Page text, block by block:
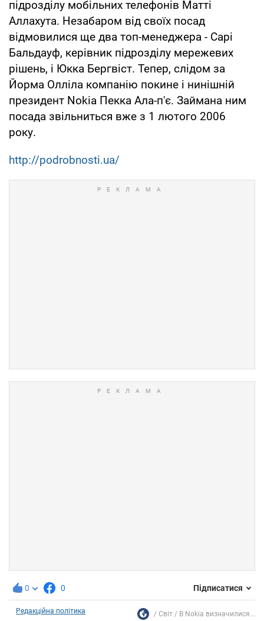
підрозділу мобільних телефонів Матті
Аллахута. Незабаром від своїх посад
відмовилися ще два топ-менеджера - Сарі
Бальдауф, керівник підрозділу мережевих
рішень, і Юкка Бергвіст. Тепер, слідом за
Йорма Олліла компанію покине і нинішній
президент Nokia Пекка Ала-п'є. Займана ним
посада звільниться вже з 1 лютого 2006
року.
http://podrobnosti.ua/
0 0 Підписатися
Редакційна політика Світ В Nokia визначилися...